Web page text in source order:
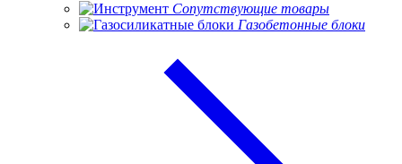
Сопутствующие товары
Газобетонные блоки